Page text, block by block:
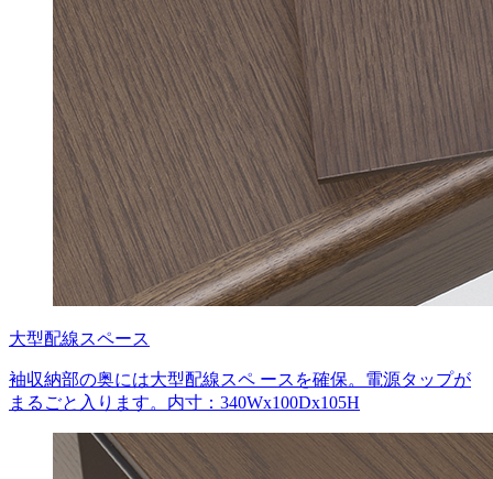
大型配線スペース
袖収納部の奥には大型配線スペ ースを確保。電源タップが
まるごと入ります。内寸：340Wx100Dx105H